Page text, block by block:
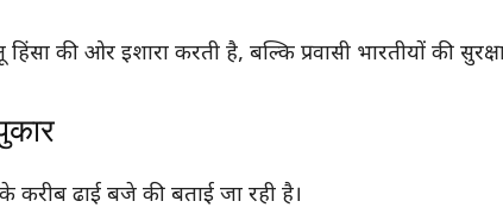
की ओर इशारा करती है, बल्कि प्रवासी भारतीयों की
करीब ढाई बजे की बताई जा रही है।